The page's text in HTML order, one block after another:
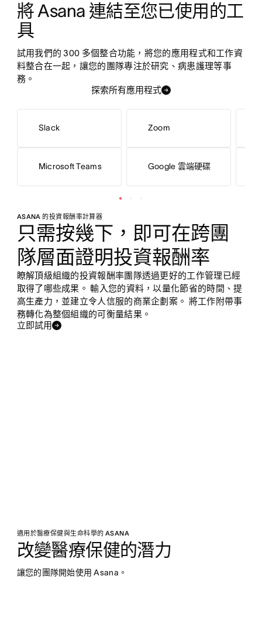
將 Asana 連結至您已使用的工
具
試用我們的 300 多個整合功能，將您的應用程式和工作資
料整合在一起，讓您的團隊專注於研究、病患護理等事
務。
探索所有應用程式
Slack
Microsoft Teams
Zoom
Google 雲端硬碟
ASANA 的投資報酬率計算器
只需按幾下，即可在跨團
隊層面證明投資報酬率
瞭解頂級組織的投資報酬率團隊透過更好的工作管理已經
取得了哪些成果。 輸入您的資料，以量化節省的時間、提
高生產力，並建立令人信服的商業企劃案。 將工作附帶事
務轉化為整個組織的可衡量結果。
立即試用
適用於醫療保健與生命科學的 ASANA
改變醫療保健的潛力
讓您的團隊開始使用 Asana。